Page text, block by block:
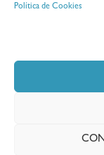
Política de Cookies
INFORMES